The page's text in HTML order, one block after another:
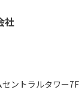
社
ントラルタワー7F